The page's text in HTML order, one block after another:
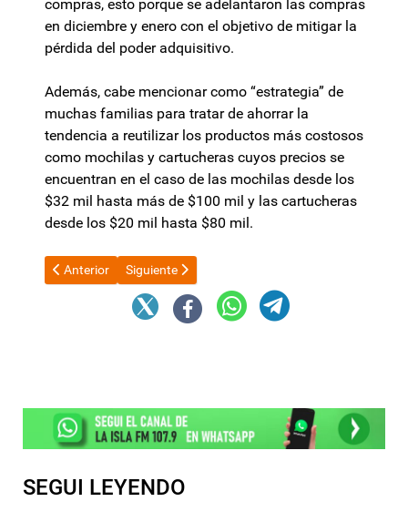
compras, esto porque se adelantaron las compras
en diciembre y enero con el objetivo de mitigar la
pérdida del poder adquisitivo.
Además, cabe mencionar como “estrategia” de
muchas familias para tratar de ahorrar la
tendencia a reutilizar los productos más costosos
como mochilas y cartucheras cuyos precios se
encuentran en el caso de las mochilas desde los
$32 mil hasta más de $100 mil y las cartucheras
desde los $20 mil hasta $80 mil.
Artículo anterior: Cáritas renovó convenio para seguir
Anterior Artículo siguiente: La CGT pidió que el salario
Siguiente
SEGUI LEYENDO